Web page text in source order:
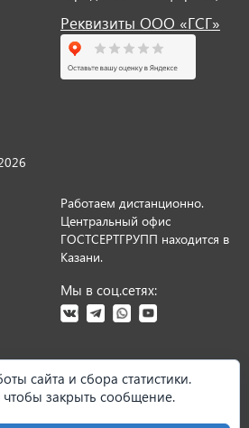
Реквизиты ООО «ГСГ»
Работаем дистанционно.
Центральный офис
ГОСТСЕРТГРУПП находится в
Казани.
Мы в соц.сетях:
сайта и сбора статистики.
закрыть сообщение.